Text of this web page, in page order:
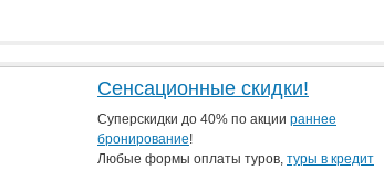
Сенсационные скидки!
Суперскидки до 40% по акции раннее
бронирование!
Любые формы оплаты туров, туры в кредит